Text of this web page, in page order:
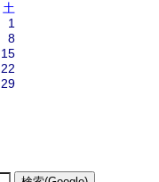
土
1
8
15
22
29